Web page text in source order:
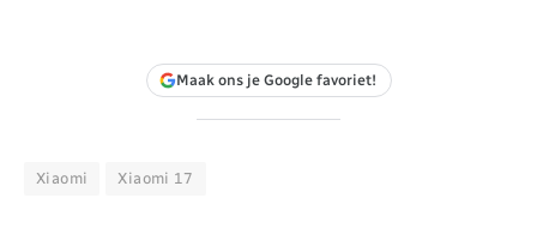
Maak ons je Google favoriet!
Xiaomi Xiaomi 17